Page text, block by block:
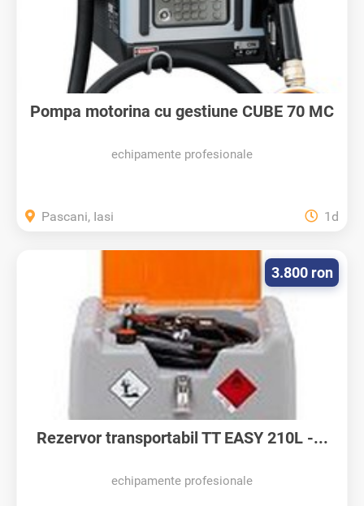
Pompa motorina cu gestiune CUBE 70 MC
echipamente profesionale
Pascani, Iasi 1d
Rezervor transportabil TT EASY 210L -...
echipamente profesionale
3.800 ron